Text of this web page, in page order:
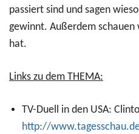
passiert sind und sagen
gewinnt. Außerdem
hat.
Links zu dem THEMA:
TV-Duell in den USA:
http://